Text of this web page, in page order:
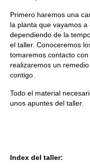
Primero haremos una
la planta que vayamos
dependiendo de la
el taller. Conoceremos
tomaremos contacto con
realizaremos un
contigo.
Todo el material
unos apuntes del taller.
Index del taller: